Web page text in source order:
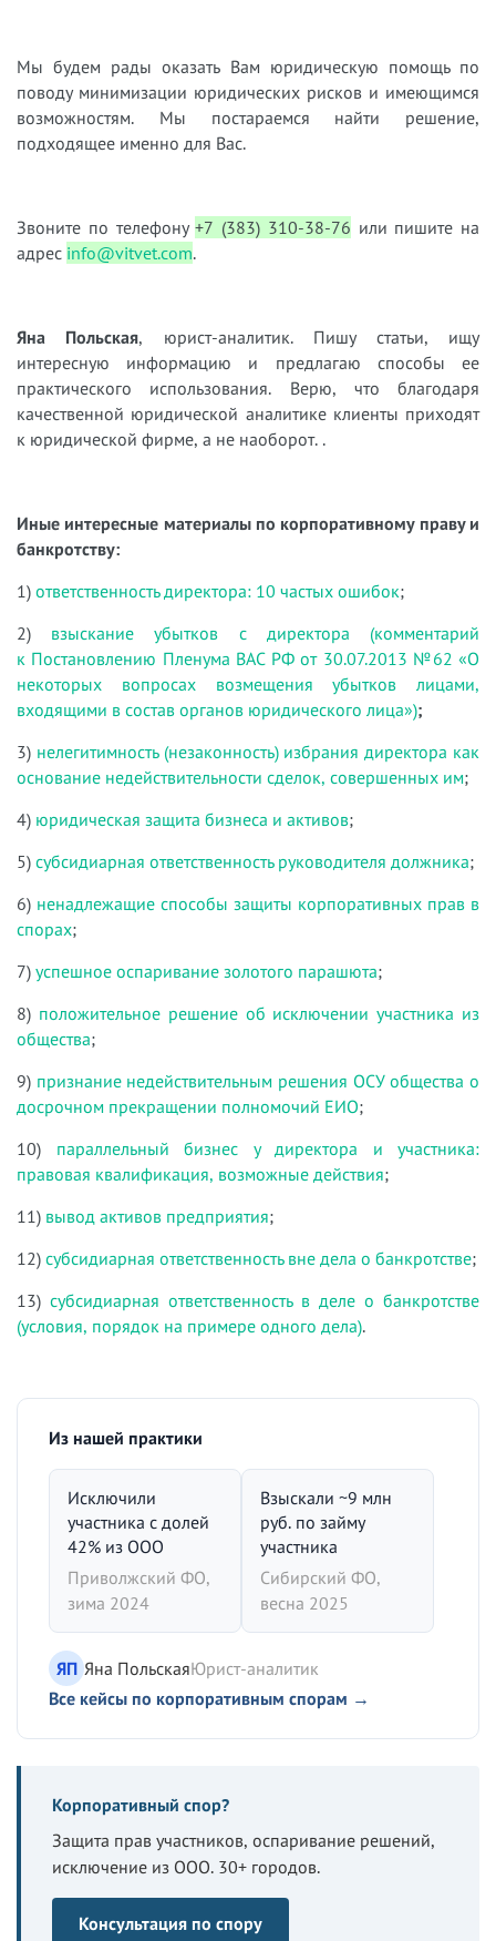
Мы будем рады оказать Вам юридическую помощь по
поводу минимизации юридических рисков и имеющимся
возможностям. Мы постараемся найти решение,
подходящее именно для Вас.
Звоните по телефону+7 (383) 310-38-76 или пишите на
адрес info@vitvet.com.
Яна Польская, юрист-аналитик. Пишу статьи, ищу
интересную информацию и предлагаю способы ее
практического использования. Верю, что благодаря
качественной юридической аналитике клиенты приходят
к юридической фирме, а не наоборот. .
Иные интересные материалы по корпоративному праву и
банкротству:
1) ответственность директора: 10 частых ошибок;
2) взыскание убытков с директора (комментарий
к Постановлению Пленума ВАС РФ от 30.07.2013 №62 «О
некоторых вопросах возмещения убытков лицами,
входящими в состав органов юридического лица»);
3) нелегитимность (незаконность) избрания директора как
основание недействительности сделок, совершенных им;
4) юридическая защита бизнеса и активов;
5) субсидиарная ответственность руководителя должника;
6) ненадлежащие способы защиты корпоративных прав в
спорах;
7) успешное оспаривание золотого парашюта;
8) положительное решение об исключении участника из
общества;
9) признание недействительным решения ОСУ общества о
досрочном прекращении полномочий ЕИО;
10) параллельный бизнес у директора и участника:
правовая квалификация, возможные действия;
11) вывод активов предприятия;
12) субсидиарная ответственность вне дела о банкротстве;
13) субсидиарная ответственность в деле о банкротстве
(условия, порядок на примере одного дела).
Из нашей практики
Исключили
участника с долей
42% из ООО
Приволжский ФО,
зима 2024
Взыскали ~9 млн
руб. по займу
участника
Сибирский ФО,
весна 2025
ЯП Яна ПольскаяЮрист-аналитик
Все кейсы по корпоративным спорам →
Корпоративный спор?
Защита прав участников, оспаривание решений,
исключение из ООО. 30+ городов.
Консультация по спору